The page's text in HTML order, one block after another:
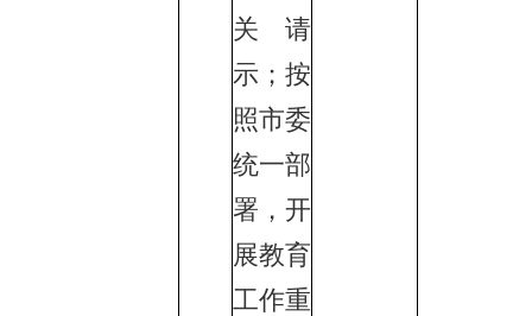
关请
示；按
照市委
统一部
署，开
展教育
工作重